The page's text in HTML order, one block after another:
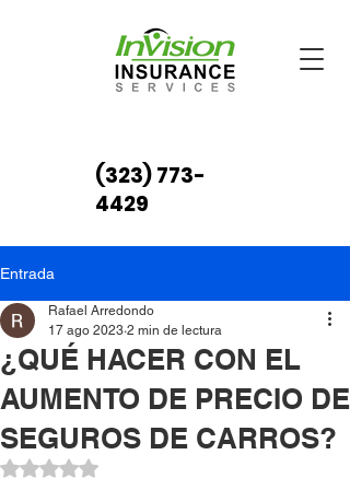
(323) 773-
4429
Entrada
¿QUÉ HACER CON EL
AUMENTO DE PRECIO DE
SEGUROS DE CARROS?
Rafael Arredondo
17 ago 2023 2 min de lectura
Obtuvo NaN de 5 estrellas.